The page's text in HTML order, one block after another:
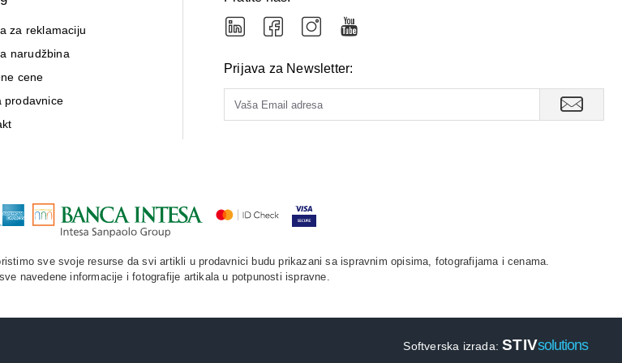
za reklamaciju
narudžbina
cene
prodavnice
Prijava za Newsletter:
sve svoje resurse da svi artikli u prodavnici budu prikazani sa ispravnim opisima, fotografijama i cenama.
navedene informacije i fotografije artikala u potpunosti ispravne.
Softverska izrada:STIVsolutions